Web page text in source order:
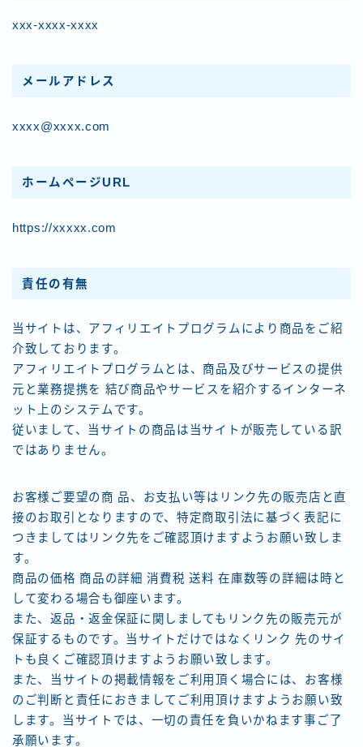
xxx-xxxx-xxxx
メールアドレス
xxxx@xxxx.com
ホームページURL
https://xxxxx.com
責任の有無
当サイトは、アフィリエイトプログラムにより商品をご紹
介致しております。
アフィリエイトプログラムとは、商品及びサービスの提供
元と業務提携を 結び商品やサービスを紹介するインターネ
ット上のシステムです。
従いまして、当サイトの商品は当サイトが販売している訳
ではありません。
お客様ご要望の商 品、お支払い等はリンク先の販売店と直
接のお取引となりますので、特定商取引法に基づく表記に
つきましてはリンク先をご確認頂けますようお願い致しま
す。
商品の価格 商品の詳細 消費税 送料 在庫数等の詳細は時と
して変わる場合も御座います。
また、返品・返金保証に関しましてもリンク先の販売元が
保証するものです。当サイトだけではなくリンク 先のサイ
トも良くご確認頂けますようお願い致します。
また、当サイトの掲載情報をご利用頂く場合には、お客様
のご判断と責任におきましてご利用頂けますようお願い致
します。当サイトでは、一切の責任を負いかねます事ご了
承願います。